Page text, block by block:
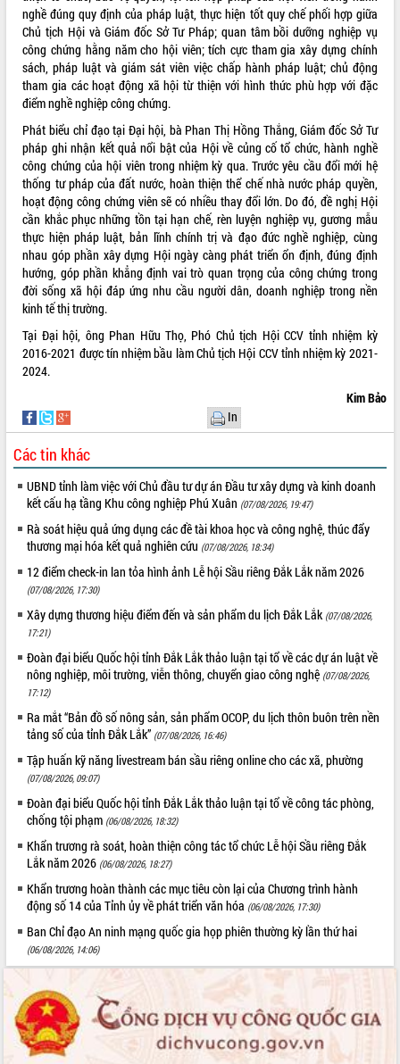
Lắk
Khơi thông điểm nghẽn, đẩy nhanh
giải ngân vốn khắc phục thiên tai
HĐND tỉnh thông qua điều chỉnh Quy
hoạch tỉnh thời kỳ 2021-2030
Hội thảo góp ý hồ sơ điều chỉnh quy
hoạch tỉnh Đắk Lắk thời kỳ 2021-2030,
tầm nhìn đến năm 2050
Nâng cao hiệu quả hoạt động của các
doanh nghiệp nhà nước
Hội nghị triển khai kết nối mạng
truyền số liệu chuyên dùng phục vụ cơ
quan Đảng, Nhà nước
Lễ phát động chuỗi hoạt động chung
tay làm sạch môi trường
Xã Ea Kar bước chuyển mình trong
công tác cải cách hành chính mô hình
mới
UBND tỉnh họp báo định kỳ tháng 4
Hội thảo khoa học “Giải pháp thúc đẩy
phát triển nền kinh tế xanh tại tỉnh
Đắk Lắk”
hiện nhiệm vụ quản lý tài sản công
hàng tuần
Tháo gỡ những vướng mắc, đẩy mạnh
công tác cải cách thủ tục hành chính
tại Trung tâm Phục vụ hành chính
công tỉnh
Đắk Lắk: Tôn vinh 46 giải pháp tại Hội
thi Sáng tạo Kỹ thuật 2024 - 2025
Đắk Lắk rà soát, điều chỉnh Đề án 190
về phát triển nuôi trồng thủy sản
Phó Chủ tịch UBND tỉnh Đắk Lắk
Trương Công Thái kiểm tra thực địa
Dự án cao tốc Khánh Hòa - Buôn Ma
Thuột
Định vị cà phê Việt Nam như một “di
sản sống” trong dòng chảy toàn cầu
Xây dựng nông thôn mới: Nâng cao đời
sống người dân từ những mô hình thiết
thực
Quyết liệt tháo gỡ vướng mắc, đẩy
nhanh tiến độ các dự án trọng điểm
trong Khu kinh tế Nam Phú Yên
Hòn Yến phát triển du lịch gắn với bảo
tồn biển
Lấy ý kiến điều chỉnh Quy hoạch tỉnh
đến năm 2050
Phát động chiến dịch 30 ngày đêm
giải phóng mặt bằng Tuyến đường bộ
ven biển
nghề đúng quy định của pháp luật, thực hiện tốt quy chế phối hợp giữa
Chủ tịch Hội và Giám đốc Sở Tư Pháp; quan tâm bồi dưỡng nghiệp vụ
công chứng hằng năm cho hội viên; tích cực tham gia xây dựng chính
sách, pháp luật và giám sát viên việc chấp hành pháp luật; chủ động
tham gia các hoạt động xã hội từ thiện với hình thức phù hợp với đặc
điểm nghề nghiệp công chứng.
Phát biểu chỉ đạo tại Đại hội, bà Phan Thị Hồng Thắng, Giám đốc Sở Tư
pháp ghi nhận kết quả nổi bật của Hội về củng cố tổ chức, hành nghề
công chứng của hội viên trong nhiệm kỳ qua. Trước yêu cầu đổi mới hệ
thống tư pháp của đất nước, hoàn thiện thể chế nhà nước pháp quyền,
hoạt động công chứng viên sẽ có nhiều thay đổi lớn. Do đó, đề nghị Hội
cần khắc phục những tồn tại hạn chế, rèn luyện nghiệp vụ, gương mẫu
thực hiện pháp luật, bản lĩnh chính trị và đạo đức nghề nghiệp, cùng
nhau góp phần xây dựng Hội ngày càng phát triển ổn định, đúng định
hướng, góp phần khẳng định vai trò quan trọng của công chứng trong
đời sống xã hội đáp ứng nhu cầu người dân, doanh nghiệp trong nền
kinh tế thị trường.
Tại Đại hội, ông Phan Hữu Thọ, Phó Chủ tịch Hội CCV tỉnh nhiệm kỳ
2016-2021 được tín nhiệm bầu làm Chủ tịch Hội CCV tỉnh nhiệm kỳ 2021-
2024.
Kim Bảo
In
Các tin khác
UBND tỉnh làm việc với Chủ đầu tư dự án Đầu tư xây dựng và kinh doanh
kết cấu hạ tầng Khu công nghiệp Phú Xuân (07/08/2026, 19:47)
Rà soát hiệu quả ứng dụng các đề tài khoa học và công nghệ, thúc đẩy
thương mại hóa kết quả nghiên cứu (07/08/2026, 18:34)
12 điểm check-in lan tỏa hình ảnh Lễ hội Sầu riêng Đắk Lắk năm 2026
(07/08/2026, 17:30)
Xây dựng thương hiệu điểm đến và sản phẩm du lịch Đắk Lắk (07/08/2026,
17:21)
Đoàn đại biểu Quốc hội tỉnh Đắk Lắk thảo luận tại tổ về các dự án luật về
nông nghiệp, môi trường, viễn thông, chuyển giao công nghệ (07/08/2026,
17:12)
Ra mắt “Bản đồ số nông sản, sản phẩm OCOP, du lịch thôn buôn trên nền
tảng số của tỉnh Đắk Lắk” (07/08/2026, 16:46)
Tập huấn kỹ năng livestream bán sầu riêng online cho các xã, phường
(07/08/2026, 09:07)
Đoàn đại biểu Quốc hội tỉnh Đắk Lắk thảo luận tại tổ về công tác phòng,
chống tội phạm (06/08/2026, 18:32)
Khẩn trương rà soát, hoàn thiện công tác tổ chức Lễ hội Sầu riêng Đắk
Lắk năm 2026 (06/08/2026, 18:27)
Khẩn trương hoàn thành các mục tiêu còn lại của Chương trình hành
động số 14 của Tỉnh ủy về phát triển văn hóa (06/08/2026, 17:30)
Ban Chỉ đạo An ninh mạng quốc gia họp phiên thường kỳ lần thứ hai
(06/08/2026, 14:06)